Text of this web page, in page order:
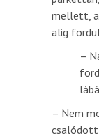
mellett,
alig
–
– Nem
csalódott